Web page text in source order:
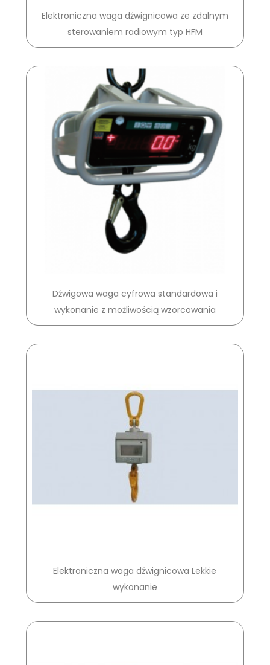
Elektroniczna waga dźwignicowa ze zdalnym
sterowaniem radiowym typ HFM
Dźwigowa waga cyfrowa standardowa i
wykonanie z możliwością wzorcowania
Elektroniczna waga dźwignicowa Lekkie
wykonanie